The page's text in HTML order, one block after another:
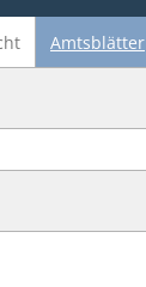
Amtsblätter